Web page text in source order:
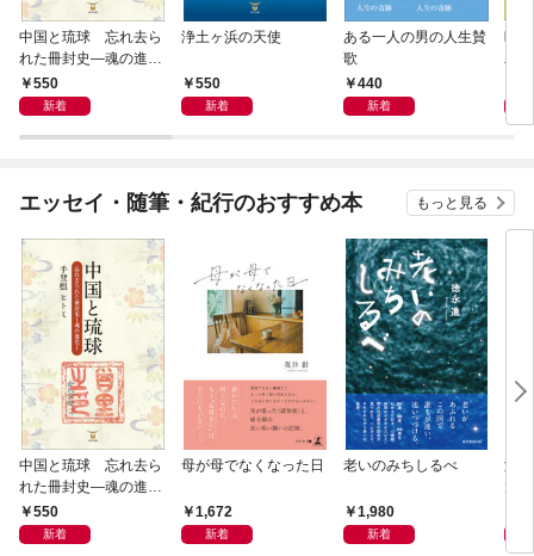
中国と琉球 忘れ去ら
れた冊封史―魂の進化
―550
新着
浄土ヶ浜の天使
550
新着
ある一人の男の人生賛
歌
440
新着
晩
パ
エッセイ・随筆・紀行のおすすめ本 もっと見る
中国と琉球 忘れ去ら
れた冊封史―魂の進化
―550
新着
母が母でなくなった日
1,672
新着
老いのみちしるべ
1,980
新着
激